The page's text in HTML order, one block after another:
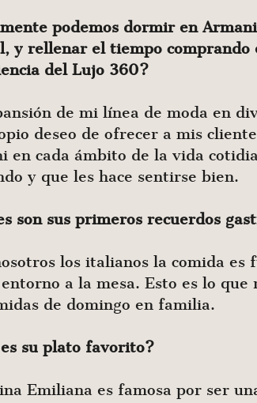
podemos dormir en
y rellenar el tiempo comprando
del Lujo 360?
de mi línea de moda en
deseo de ofrecer a mis
en cada ámbito de la vida
y que les hace sentirse bien.
son sus primeros recuerdos
los italianos la comida
a la mesa. Esto es lo
de domingo en familia.
su plato favorito?
Emiliana es famosa por ser